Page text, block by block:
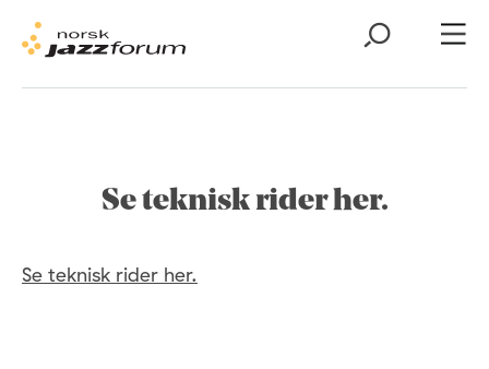
Se teknisk rider her.
Se teknisk rider her.